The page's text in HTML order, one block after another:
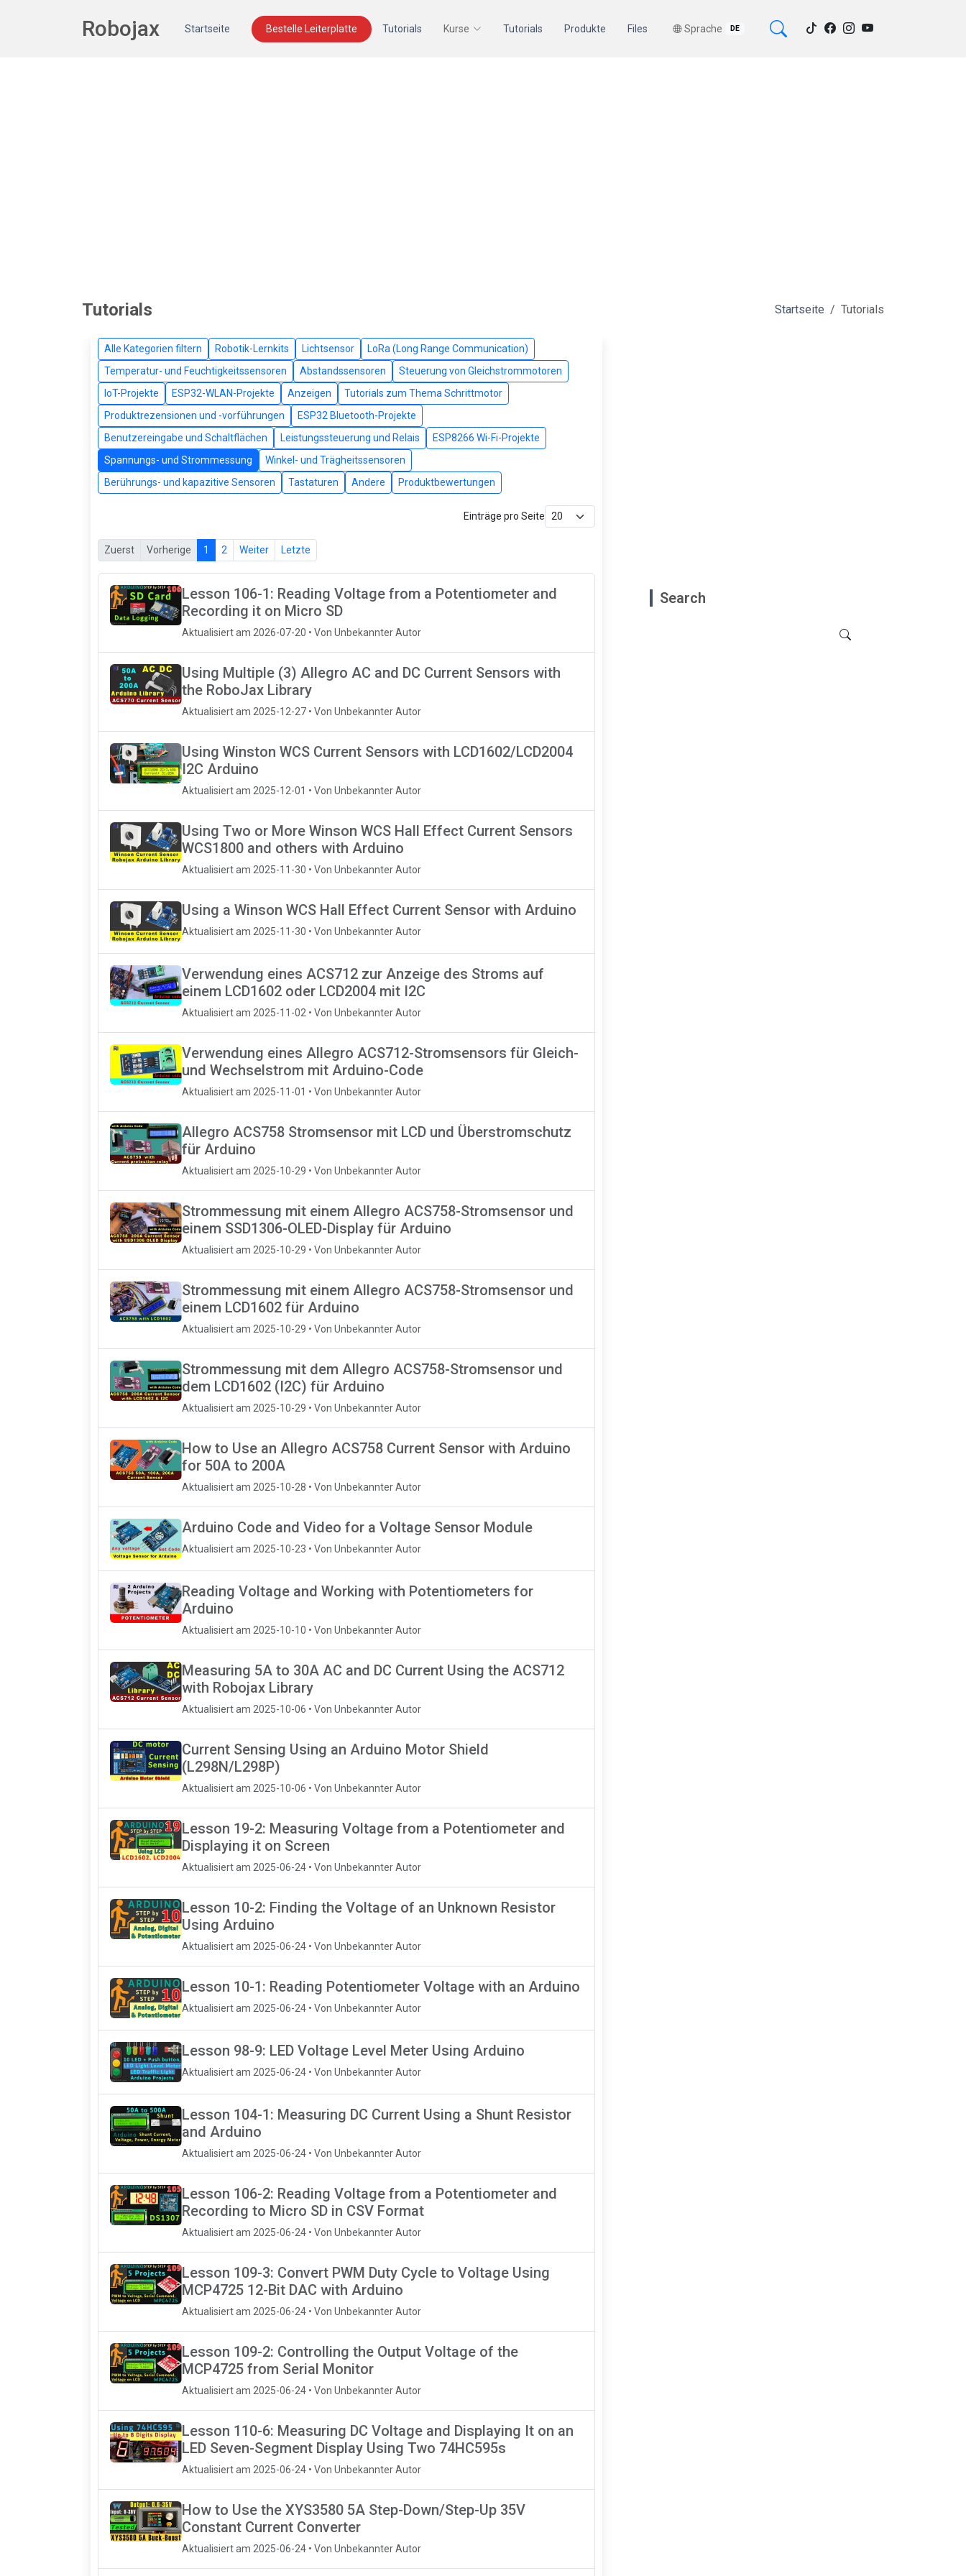
Robojax Startseite Bestelle Leiterplatte Tutorials Kurse Tutorials Produkte Files Sprache DE
Tutorials Startseite Tutorials
Alle Kategorien filtern Robotik-Lernkits Lichtsensor
LoRa (Long Range Communication)
Temperatur- und Feuchtigkeitssensoren
Abstandssensoren
Steuerung von Gleichstrommotoren
IoT-Projekte
ESP32-WLAN-Projekte Anzeigen
Tutorials zum Thema Schrittmotor
Produktrezensionen und -vorführungen
ESP32 Bluetooth-Projekte
Benutzereingabe und Schaltflächen
Leistungssteuerung und Relais
ESP8266 Wi-Fi-Projekte
Spannungs- und Strommessung
Winkel- und Trägheitssensoren
Berührungs- und kapazitive Sensoren
Tastaturen Andere Produktbewertungen
Einträge pro Seite
Zuerst Vorherige 1 2 Weiter Letzte
Lesson 106-1: Reading Voltage from a Potentiometer and
Recording it on Micro SD
Aktualisiert am 2026-07-20 • Von Unbekannter Autor
Using Multiple (3) Allegro AC and DC Current Sensors with
the RoboJax Library
Aktualisiert am 2025-12-27 • Von Unbekannter Autor
Using Winston WCS Current Sensors with LCD1602/LCD2004
I2C Arduino
Aktualisiert am 2025-12-01 • Von Unbekannter Autor
Using Two or More Winson WCS Hall Effect Current Sensors
WCS1800 and others with Arduino
Aktualisiert am 2025-11-30 • Von Unbekannter Autor
Using a Winson WCS Hall Effect Current Sensor with Arduino
Aktualisiert am 2025-11-30 • Von Unbekannter Autor
Verwendung eines ACS712 zur Anzeige des Stroms auf
einem LCD1602 oder LCD2004 mit I2C
Aktualisiert am 2025-11-02 • Von Unbekannter Autor
Verwendung eines Allegro ACS712-Stromsensors für Gleich-
und Wechselstrom mit Arduino-Code
Aktualisiert am 2025-11-01 • Von Unbekannter Autor
Allegro ACS758 Stromsensor mit LCD und Überstromschutz
für Arduino
Aktualisiert am 2025-10-29 • Von Unbekannter Autor
Strommessung mit einem Allegro ACS758-Stromsensor und
einem SSD1306-OLED-Display für Arduino
Aktualisiert am 2025-10-29 • Von Unbekannter Autor
Strommessung mit einem Allegro ACS758-Stromsensor und
einem LCD1602 für Arduino
Aktualisiert am 2025-10-29 • Von Unbekannter Autor
Strommessung mit dem Allegro ACS758-Stromsensor und
dem LCD1602 (I2C) für Arduino
Aktualisiert am 2025-10-29 • Von Unbekannter Autor
How to Use an Allegro ACS758 Current Sensor with Arduino
for 50A to 200A
Aktualisiert am 2025-10-28 • Von Unbekannter Autor
Arduino Code and Video for a Voltage Sensor Module
Aktualisiert am 2025-10-23 • Von Unbekannter Autor
Reading Voltage and Working with Potentiometers for
Arduino
Aktualisiert am 2025-10-10 • Von Unbekannter Autor
Measuring 5A to 30A AC and DC Current Using the ACS712
with Robojax Library
Aktualisiert am 2025-10-06 • Von Unbekannter Autor
Current Sensing Using an Arduino Motor Shield
(L298N/L298P)
Aktualisiert am 2025-10-06 • Von Unbekannter Autor
Lesson 19-2: Measuring Voltage from a Potentiometer and
Displaying it on Screen
Aktualisiert am 2025-06-24 • Von Unbekannter Autor
Lesson 10-2: Finding the Voltage of an Unknown Resistor
Using Arduino
Aktualisiert am 2025-06-24 • Von Unbekannter Autor
Lesson 10-1: Reading Potentiometer Voltage with an Arduino
Aktualisiert am 2025-06-24 • Von Unbekannter Autor
Lesson 98-9: LED Voltage Level Meter Using Arduino
Aktualisiert am 2025-06-24 • Von Unbekannter Autor
Lesson 104-1: Measuring DC Current Using a Shunt Resistor
and Arduino
Aktualisiert am 2025-06-24 • Von Unbekannter Autor
Lesson 106-2: Reading Voltage from a Potentiometer and
Recording to Micro SD in CSV Format
Aktualisiert am 2025-06-24 • Von Unbekannter Autor
Lesson 109-3: Convert PWM Duty Cycle to Voltage Using
MCP4725 12-Bit DAC with Arduino
Aktualisiert am 2025-06-24 • Von Unbekannter Autor
Lesson 109-2: Controlling the Output Voltage of the
MCP4725 from Serial Monitor
Aktualisiert am 2025-06-24 • Von Unbekannter Autor
Lesson 110-6: Measuring DC Voltage and Displaying It on an
LED Seven-Segment Display Using Two 74HC595s
Aktualisiert am 2025-06-24 • Von Unbekannter Autor
How to Use the XYS3580 5A Step-Down/Step-Up 35V
Constant Current Converter
Aktualisiert am 2025-06-24 • Von Unbekannter Autor
Search